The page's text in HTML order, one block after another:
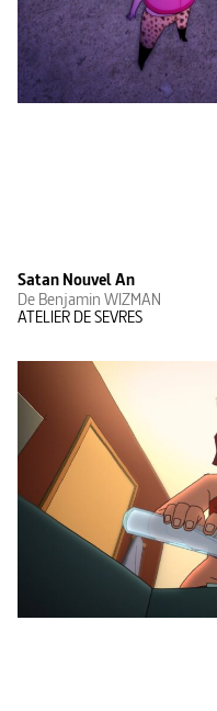
Satan Nouvel An
De Benjamin WIZMAN
ATELIER DE SEVRES